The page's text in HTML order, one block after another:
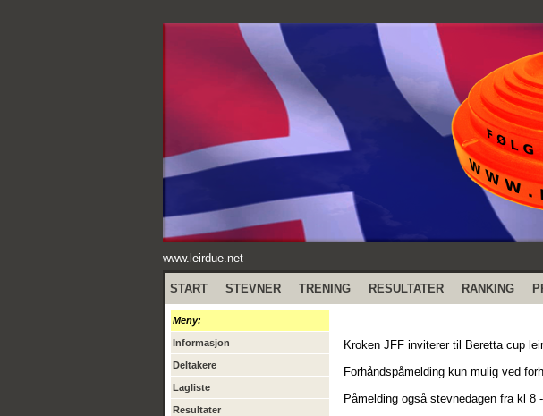
www.leirdue.net
START STEVNER TRENING RESULTATER RANKING
Meny:
Informasjon
Deltakere
Lagliste
Resultater
Kroken JFF inviterer til Beretta cup
Forhåndspåmelding kun mulig ved
Påmelding også stevnedagen fra kl 8